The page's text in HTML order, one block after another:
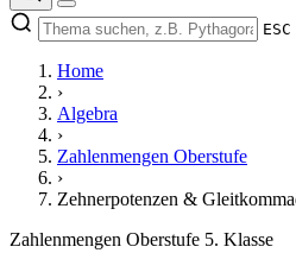
ESC
Home
›
Algebra
›
Zahlenmengen Oberstufe
›
Zehnerpotenzen &
Zahlenmengen Oberstufe 5. Klasse